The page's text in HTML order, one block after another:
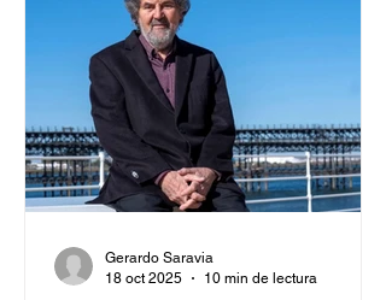
Gerardo Saravia
18 oct 2025
10 min de lectura